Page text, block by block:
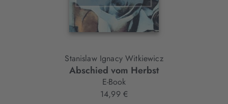
Stanislaw Ignacy Witkiewicz
Abschied vom Herbst
E-Book
14,99 €